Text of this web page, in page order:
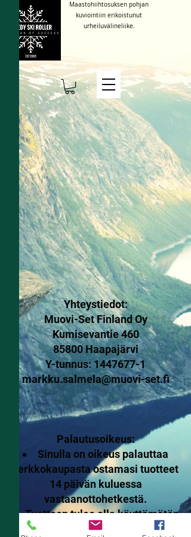
Maastohiihtosuksen pohjan
kuviointiin erikoistunut
urheiluvälineliike.
Yhteystiedot:
Muovi-Set Finland Oy
Kumisevantie 460
85800 Haapajärvi
Y-tunnus:1447677-1
markku.salmela@muovi-set.fi
Palautusoikeus:
Sinulla on oikeus palauttaa
verkkokaupasta ostamasi tuotteet
14 päivän kuluessa
vastaanottohetkestä.
Tuotteen tulee olla käyttämätön,
virheetön ja pakattuna ehjään